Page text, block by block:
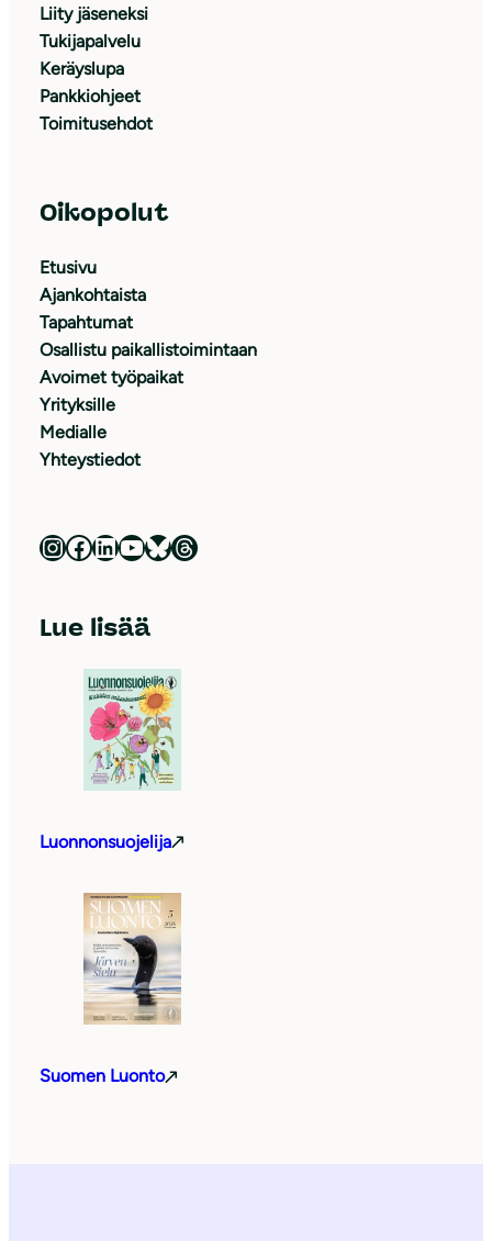
Liity jäseneksi
Tukijapalvelu
Keräyslupa
Pankkiohjeet
Toimitusehdot
Oikopolut
Etusivu
Ajankohtaista
Tapahtumat
Osallistu paikallistoimintaan
Avoimet työpaikat
Yrityksille
Medialle
Yhteystiedot
Luonnonsuojeluliitto Instagramissa Luonnonsuojeluliitto Facebookissa Luonnonsuojeluliitto LinkedInissä Luonnonsuojeluliiton YouTube-kanava Luonnonsuojeluliitto Blueskyssa Luonnonsuojeluliitto Threadsissa
Lue lisää
Luonnonsuojelija
Suomen Luonto